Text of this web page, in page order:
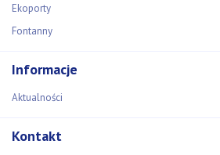
Ekoporty
Fontanny
Informacje
Aktualności
Kontakt